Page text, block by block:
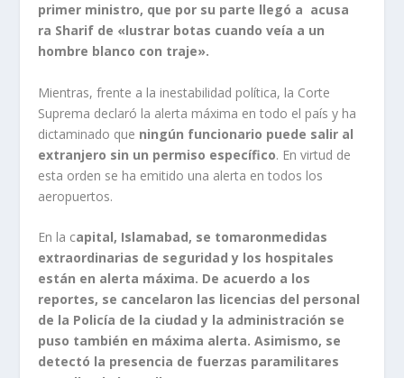
primer ministro, que por su parte llegó a acusa
ra Sharif de «lustrar botas cuando veía a un
hombre blanco con traje».
Mientras, frente a la inestabilidad política, la Corte
Suprema declaró la alerta máxima en todo el país y ha
dictaminado que ningún funcionario puede salir al
extranjero sin un permiso específico. En virtud de
esta orden se ha emitido una alerta en todos los
aeropuertos.
En la capital, Islamabad, se tomaronmedidas
extraordinarias de seguridad y los hospitales
están en alerta máxima. De acuerdo a los
reportes, se cancelaron las licencias del personal
de la Policía de la ciudad y la administración se
puso también en máxima alerta. Asimismo, se
detectó la presencia de fuerzas paramilitares